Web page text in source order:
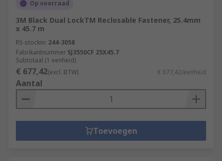
Op voorraad
3M Black Dual LockTM Reclosable Fastener, 25.4mm
x 45.7 m
RS-stocknr. 244-3058
Fabrikantnummer SJ3550CF 25X45.7
Subtotaal (1 eenheid)
€ 677,42(excl. BTW) € 677,42/eenheid
Aantal
Toevoegen